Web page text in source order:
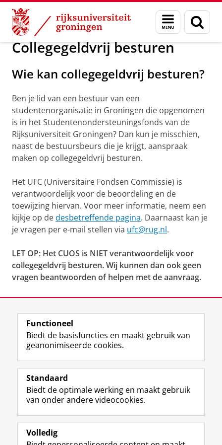
Skip
Content
Skip
Navigation
Menu
en
zoeken
Over ons CUOS
Collegegeldvrij besturen
Wie kan collegegeldvrij besturen?
Ben je lid van een bestuur van een
studentenorganisatie in Groningen die opgenomen
is in het Studentenondersteuningsfonds van de
Rijksuniversiteit Groningen? Dan kun je misschien,
naast de bestuursbeurs die je krijgt, aanspraak
maken op collegegeldvrij besturen.
Het UFC (Universitaire Fondsen Commissie) is
verantwoordelijk voor de beoordeling en de
toewijzing hiervan. Voor meer informatie, neem een
kijkje op dedesbetreffende pagina. Daarnaast kan je
je vragen per e-mail stellen via ufc@rug.nl.
LET OP: Het CUOS is NIET verantwoordelijk voor
collegegeldvrij besturen. Wij kunnen dan ook geen
vragen beantwoorden of helpen met de aanvraag.
View this page in:English
Volg de RUG
F
a
e
b
o
p
L
i
k
e
I
-
R
S
-
f
e
R
I
n
t
r
m
Y
o
T
e
k
Studiekiezers
Alumni
Functioneel
Biedt de basisfuncties en maakt gebruik van
geanonimiseerde cookies.
Standaard
Biedt de optimale werking en maakt gebruik
van onder andere videocookies.
Volledig